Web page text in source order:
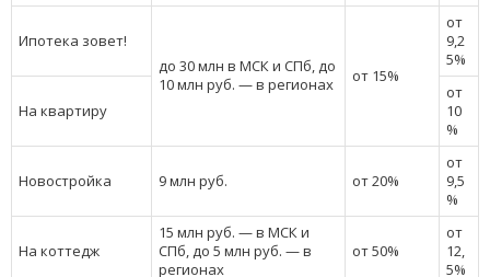
Ипотека зовет!
до 30 млн в МСК и СПб, до
10 млн руб. — в регионах
от 15%
от
9,2
5%
На квартиру
от
10
%
Новостройка 9 млн руб. от 20%
от
9,5
%
На коттедж
15 млн руб. — в МСК и
СПб, до 5 млн руб. — в
регионах
от 50%
от
12,
5%